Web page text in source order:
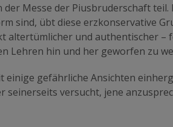
der Messe der Piusbruderschaft
sind, übt diese erzkonservative
altertümlicher und authentischer –
Lehren hin und her geworfen zu
einige gefährliche Ansichten
versucht, jene